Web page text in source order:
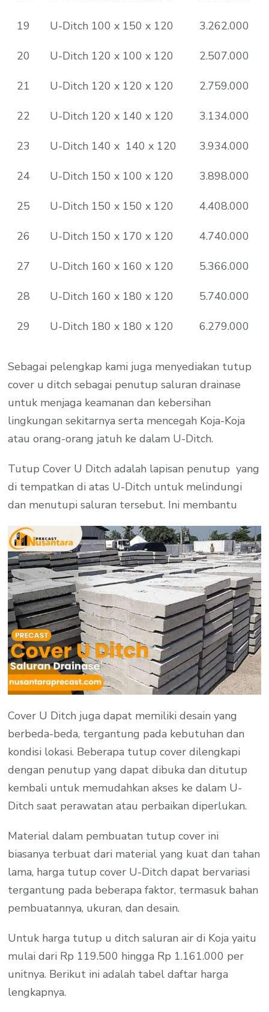
19 U-Ditch 100 x 150 x 120 3.262.000
20 U-Ditch 120 x 100 x 120 2.507.000
21 U-Ditch 120 x 120 x 120 2.759.000
22 U-Ditch 120 x 140 x 120 3.134.000
23 U-Ditch 140 x 140 x 120 3.934.000
24 U-Ditch 150 x 100 x 120 3.898.000
25 U-Ditch 150 x 150 x 120 4.408.000
26 U-Ditch 150 x 170 x 120 4.740.000
27 U-Ditch 160 x 160 x 120 5.366.000
28 U-Ditch 160 x 180 x 120 5.740.000
29 U-Ditch 180 x 180 x 120 6.279.000
Sebagai pelengkap kami juga menyediakan tutup
cover u ditch sebagai penutup saluran drainase
untuk menjaga keamanan dan kebersihan
lingkungan sekitarnya serta mencegah Koja-Koja
atau orang-orang jatuh ke dalam U-Ditch.
Tutup Cover U Ditch adalah lapisan penutup yang
di tempatkan di atas U-Ditch untuk melindungi
dan menutupi saluran tersebut. Ini membantu
Cover U Ditch juga dapat memiliki desain yang
berbeda-beda, tergantung pada kebutuhan dan
kondisi lokasi. Beberapa tutup cover dilengkapi
dengan penutup yang dapat dibuka dan ditutup
kembali untuk memudahkan akses ke dalam U-
Ditch saat perawatan atau perbaikan diperlukan.
Material dalam pembuatan tutup cover ini
biasanya terbuat dari material yang kuat dan tahan
lama, harga tutup cover U-Ditch dapat bervariasi
tergantung pada beberapa faktor, termasuk bahan
pembuatannya, ukuran, dan desain.
Untuk harga tutup u ditch saluran air di Koja yaitu
mulai dari Rp 119.500 hingga Rp 1.161.000 per
unitnya. Berikut ini adalah tabel daftar harga
lengkapnya.